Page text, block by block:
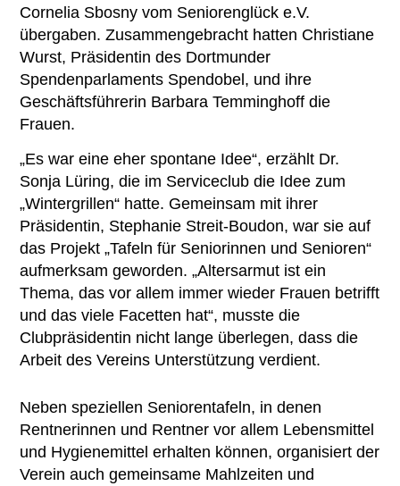
Cornelia Sbosny vom Seniorenglück e.V.
übergaben. Zusammengebracht hatten Christiane
Wurst, Präsidentin des Dortmunder
Spendenparlaments Spendobel, und ihre
Geschäftsführerin Barbara Temminghoff die
Frauen.
„Es war eine eher spontane Idee“, erzählt Dr.
Sonja Lüring, die im Serviceclub die Idee zum
„Wintergrillen“ hatte. Gemeinsam mit ihrer
Präsidentin, Stephanie Streit-Boudon, war sie auf
das Projekt „Tafeln für Seniorinnen und Senioren“
aufmerksam geworden. „Altersarmut ist ein
Thema, das vor allem immer wieder Frauen betrifft
und das viele Facetten hat“, musste die
Clubpräsidentin nicht lange überlegen, dass die
Arbeit des Vereins Unterstützung verdient.
Neben speziellen Seniorentafeln, in denen
Rentnerinnen und Rentner vor allem Lebensmittel
und Hygienemittel erhalten können, organisiert der
Verein auch gemeinsame Mahlzeiten und